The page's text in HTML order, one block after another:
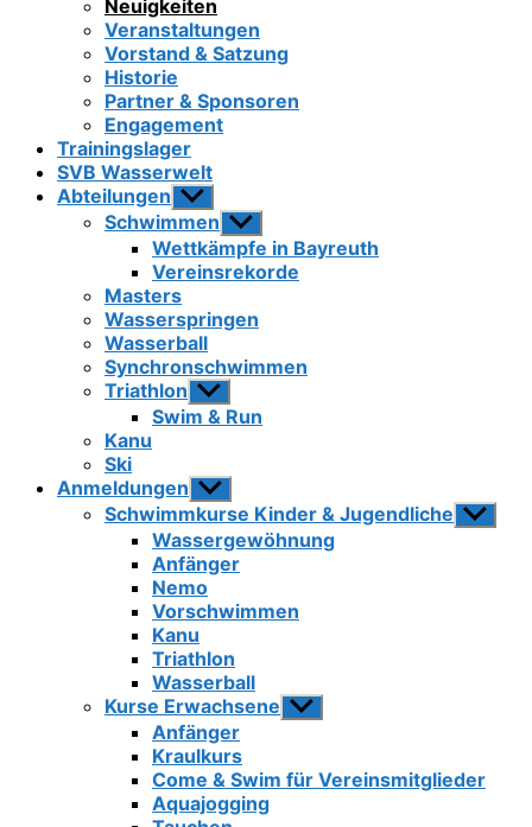
Neuigkeiten
Veranstaltungen
Vorstand & Satzung
Historie
Partner & Sponsoren
Engagement
Trainingslager
SVB Wasserwelt
Abteilungen Untermenü
anzeigen
Schwimmen Untermenü
anzeigen
Wettkämpfe in Bayreuth
Vereinsrekorde
Masters
Wasserspringen
Wasserball
Synchronschwimmen
Triathlon Untermenü
anzeigen
Swim & Run
Kanu
Ski
Anmeldungen Untermenü
anzeigen
Schwimmkurse Kinder & Jugendliche
anzeigen
Wassergewöhnung
Anfänger
Nemo
Vorschwimmen
Kanu
Triathlon
Wasserball
Kurse Erwachsene Untermenü
anzeigen
Anfänger
Kraulkurs
Come & Swim für Vereinsmitglieder
Aquajogging